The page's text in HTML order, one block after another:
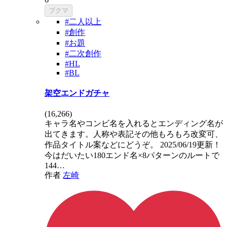
ブクマ
#二人以上
#創作
#お題
#二次創作
#HL
#BL
架空エンドガチャ
(16,266)
キャラ名やコンビ名を入れるとエンディング名が
出てきます。人称や表記その他もろもろ改変可、
作品タイトル案などにどうぞ。 2025/06/19更新！
今はだいたい180エンド名×8パターンのルートで
144…
作者 左崎